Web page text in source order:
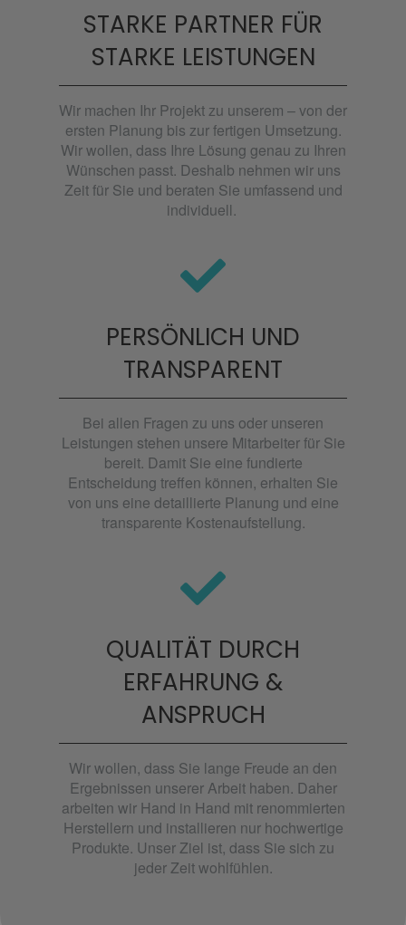
STARKE PARTNER FÜR
STARKE LEISTUNGEN
Wir machen Ihr Projekt zu unserem – von der
ersten Planung bis zur fertigen Umsetzung.
Wir wollen, dass Ihre Lösung genau zu Ihren
Wünschen passt. Deshalb nehmen wir uns
Zeit für Sie und beraten Sie umfassend und
individuell. ​
PERSÖNLICH UND
TRANSPARENT
Bei allen Fragen zu uns oder unseren
Leistungen stehen unsere Mitarbeiter für Sie
bereit. Damit Sie eine fundierte
Entscheidung treffen können, erhalten Sie
von uns eine detaillierte Planung und eine
transparente Kostenaufstellung.
QUALITÄT DURCH
ERFAHRUNG &
ANSPRUCH
Wir wollen, dass Sie lange Freude an den
Ergebnissen unserer Arbeit haben. Daher
arbeiten wir Hand in Hand mit renommierten
Herstellern und installieren nur hochwertige
Produkte. Unser Ziel ist, dass Sie sich zu
jeder Zeit wohlfühlen.